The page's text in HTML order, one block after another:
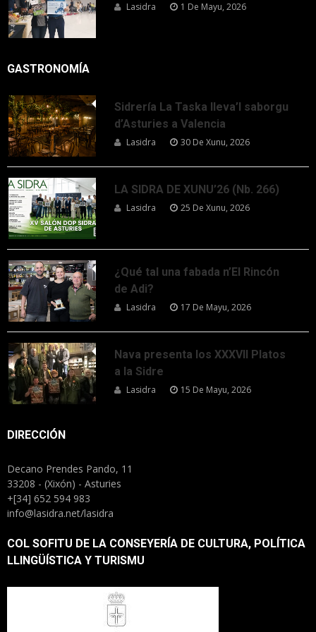
Lasidra 1 De Mayu, 2026
GASTRONOMÍA
Sidrería La Taska lleva’l saborgu
d’Asturies a Valencia
Lasidra 30 De Xunu, 2026
LA SIDRA DE XUNU’26 (Nb. 266)
Lasidra 25 De Xunu, 2026
¿Qué tal una fabada n’El Rincón
de Adi?
Lasidra 17 De Mayu, 2026
Nava presenta los XXXVII Platos
a la Sidre
Lasidra 15 De Mayu, 2026
DIRECCIÓN
Decano Prendes Pando, 11
33208 - (Xixón) - Asturies
+[34] 652 594 983
info@lasidra.net/lasidra
COL SOFITU DE LA CONSEYERÍA DE CULTURA, POLÍTICA
LLINGÜÍSTICA Y TURISMU